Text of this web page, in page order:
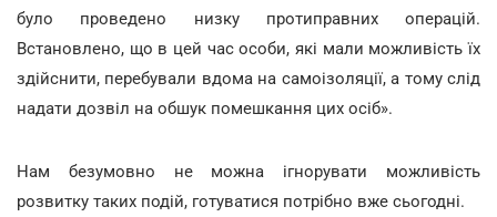
було проведено низку протиправних операцій.
Встановлено, що в цей час особи, які мали можливість їх
здійснити, перебували вдома на самоізоляції, а тому слід
надати дозвіл на обшук помешкання цих осіб».
Нам безумовно не можна ігнорувати можливість
розвитку таких подій, готуватися потрібно вже сьогодні.